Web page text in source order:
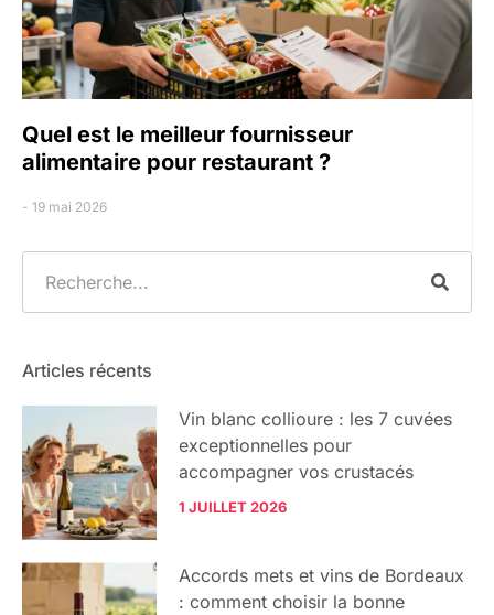
Quel est le meilleur fournisseur
alimentaire pour restaurant ?
19 mai 2026
Articles récents
Vin blanc collioure : les 7 cuvées
exceptionnelles pour
accompagner vos crustacés
1 JUILLET 2026
Accords mets et vins de Bordeaux
: comment choisir la bonne